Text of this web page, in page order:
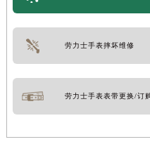
劳力士手表摔坏维修
劳力士手表表带更换/订